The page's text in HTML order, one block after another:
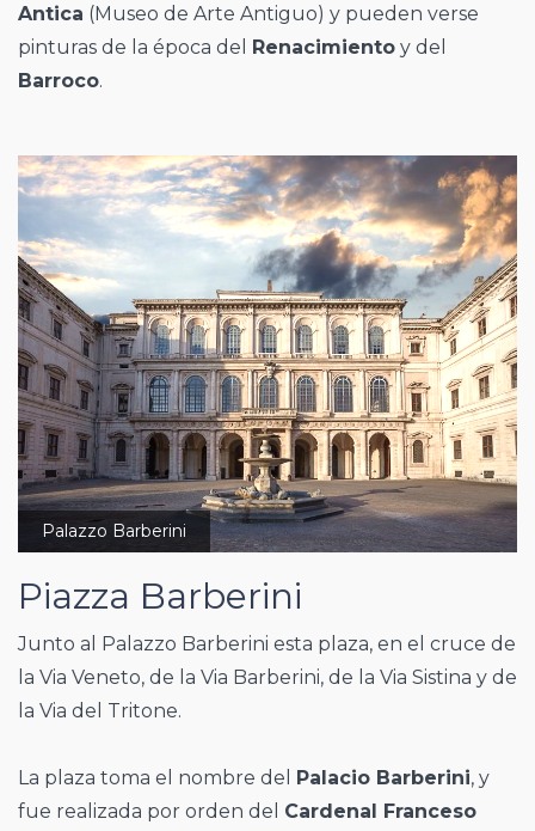
Antica (Museo de Arte Antiguo) y pueden verse
pinturas de la época del Renacimiento y del
Barroco.
Palazzo Barberini
Piazza Barberini
Junto al Palazzo Barberini esta plaza, en el cruce de
la Via Veneto, de la Via Barberini, de la Via Sistina y de
la Via del Tritone.
La plaza toma el nombre del Palacio Barberini, y
fue realizada por orden del Cardenal Franceso